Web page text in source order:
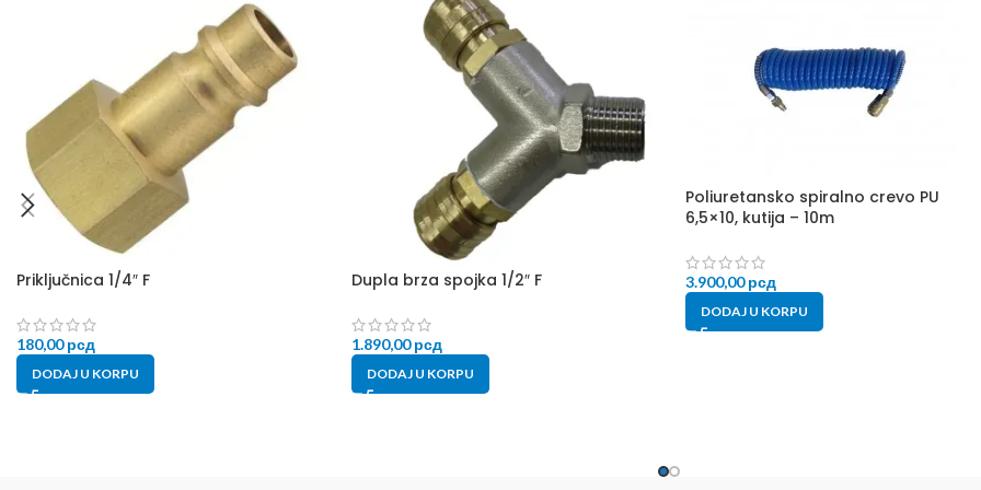
Priključnica 1/4″ F
180,00рсд
DODAJ U KORPU
Dupla brza spojka 1/2″ F
1.890,00рсд
DODAJ U KORPU
Poliuretansko spiralno crevo PU
6,5×10, kutija – 10m
3.900,00рсд
DODAJ U KORPU